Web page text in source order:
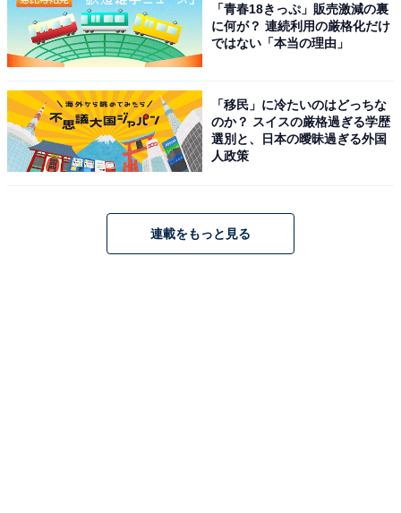
「青春18きっぷ」販売激減の裏
に何が？ 連続利用の厳格化だけ
ではない「本当の理由」
「移民」に冷たいのはどっちな
のか？ スイスの厳格過ぎる学歴
選別と、日本の曖昧過ぎる外国
人政策
連載をもっと見る